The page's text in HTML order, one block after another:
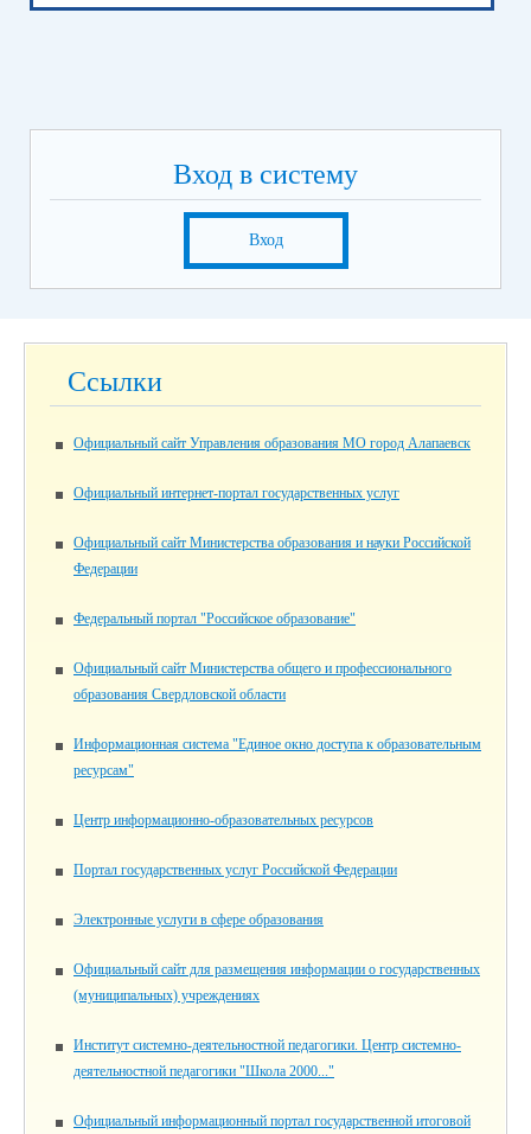
Вход в систему
Вход
Ссылки
Официальный сайт Управления образования МО город Алапаевск
Официальный интернет-портал государственных услуг
Официальный сайт Министерства образования и науки Российской
Федерации
Федеральный портал "Российское образование"
Официальный сайт Министерства общего и профессионального
образования Свердловской области
Информационная система "Единое окно доступа к образовательным
ресурсам"
Центр информационно-образовательных ресурсов
Портал государственных услуг Российской Федерации
Электронные услуги в сфере образования
Официальный сайт для размещения информации о государственных
(муниципальных) учреждениях
Институт системно-деятельностной педагогики. Центр системно-
деятельностной педагогики "Школа 2000..."
Официальный информационный портал государственной итоговой